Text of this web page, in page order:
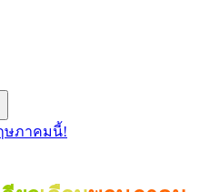
ษภาคมนี้!